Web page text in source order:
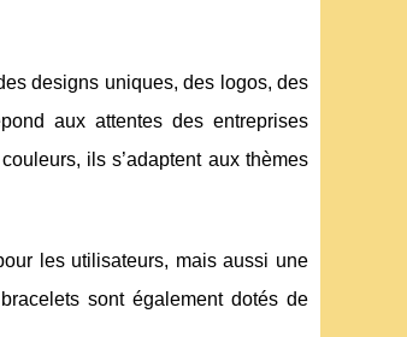
designs uniques, des logos, des
aux attentes des entreprises
ils s’adaptent aux thèmes
les utilisateurs, mais aussi une
sont également dotés de